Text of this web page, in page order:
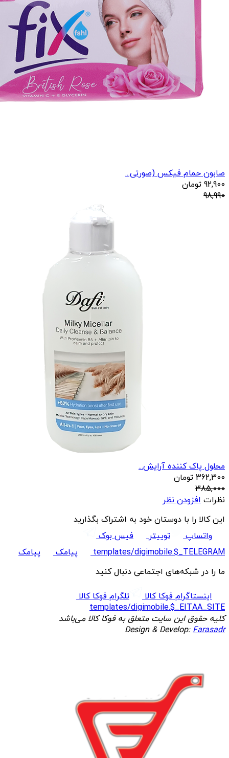
صابون حمام فیکس (صورتی...
92,900 تومان
98,990
محلول پاک کننده آرایش...
362,300 تومان
385,000
نظرات افزودن نظر
این کالا را با دوستان خود به اشتراک بگذارید
واتساپ
توییتر
فیس بوک
templates/digimobile.$_TELEGRAM
پیامک
پیامک
ما را در شبکه‌های اجتماعی دنبال کنید
اینستاگرام فوکا کالا
تلگرام فوکا کالا
templates/digimobile.$_EITAA_SITE
کلیه حقوق این سایت متعلق به فوکا کالا می‌باشد
Design & Develop:Farasadr